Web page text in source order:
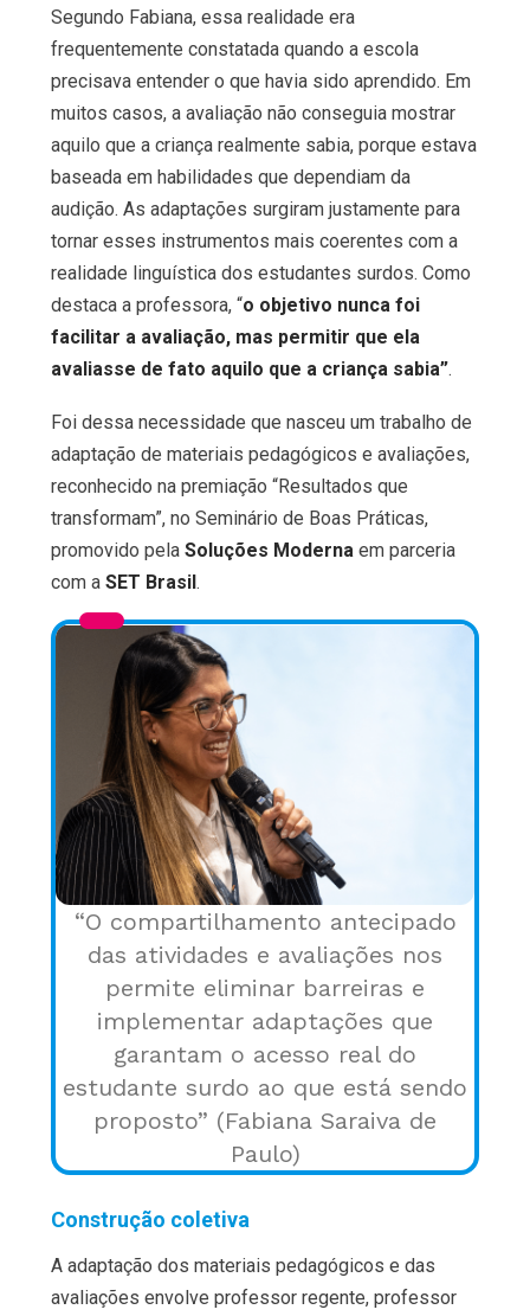
Segundo Fabiana, essa realidade era
frequentemente constatada quando a escola
precisava entender o que havia sido aprendido. Em
muitos casos, a avaliação não conseguia mostrar
aquilo que a criança realmente sabia, porque estava
baseada em habilidades que dependiam da
audição. As adaptações surgiram justamente para
tornar esses instrumentos mais coerentes com a
realidade linguística dos estudantes surdos. Como
destaca a professora, “o objetivo nunca foi
facilitar a avaliação, mas permitir que ela
avaliasse de fato aquilo que a criança sabia”.
Foi dessa necessidade que nasceu um trabalho de
adaptação de materiais pedagógicos e avaliações,
reconhecido na premiação “Resultados que
transformam”, no Seminário de Boas Práticas,
promovido pela Soluções Modernaem parceria
com a SET Brasil .
“O compartilhamento antecipado
das atividades e avaliações nos
permite eliminar barreiras e
implementar adaptações que
garantam o acesso real do
estudante surdo ao que está sendo
proposto” (Fabiana Saraiva de
Paulo)
Construção coletiva
A adaptação dos materiais pedagógicos e das
avaliações envolve professor regente, professor